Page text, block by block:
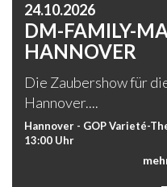
24.10.2026
DM-FAMILY-
HANNOVER
Die Zaubershow für
Hannover....
Hannover - GOP Varieté-
13:00 Uhr